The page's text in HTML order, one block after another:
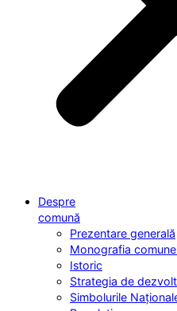
Despre
comună
Prezentare generală
Monografia
Istoric
Strategia de
Simbolurile